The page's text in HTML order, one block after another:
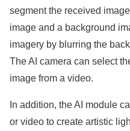
segment the received
image and a background
imagery by blurring the
The AI camera can select
image from a video.
In addition, the AI module
or video to create artistic